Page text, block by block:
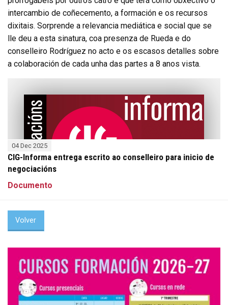
intercambio de coñecemento, a formación e os recursos
dixitais. Sorprende a relevancia mediática e social que se
lle deu a esta sinatura, coa presenza de Rueda e do
conselleiro Rodríguez no acto e os escasos detalles sobre
a colaboración de cada unha das partes a 8 anos vista.
04 Dec 2025
CIG-Informa entrega escrito ao conselleiro para inicio de
negociacións
Documento
Volver